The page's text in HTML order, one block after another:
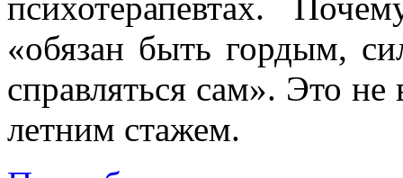
«обязан быть гордым,
справляться сам». Это не
летним стажем.